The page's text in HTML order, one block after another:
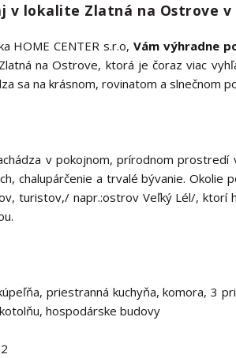
v lokalite Zlatná na Ostrove v
HOME CENTER s.r.o, Vám výhradne
na Ostrove, ktorá je čoraz viac
sa na krásnom, rovinatom a slnečnom
v pokojnom, prírodnom
chalupárčenie a trvalé bývanie. Okolie
turistov,/ napr.:ostrov Veľký Lél/, ktorí
priestranná kuchyňa, komora, 3
hospodárske budovy